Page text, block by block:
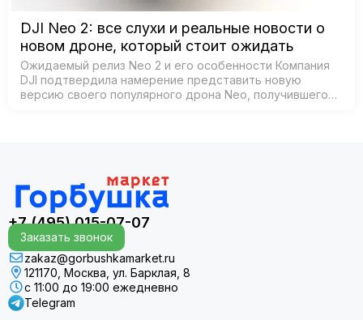
DJI Neo 2: все слухи и реальные новости о
новом дроне, который стоит ожидать
Ожидаемый релиз Neo 2 и его особенности Компания
DJI подтвердила намерение представить новую
версию своего популярного дрона Neo, получившего
+7 (495) 015-07-07
Заказать звонок
zakaz@gorbushkamarket.ru
121170, Москва, ул. Барклая, 8
с 11:00 до 19:00 ежедневно
Telegram